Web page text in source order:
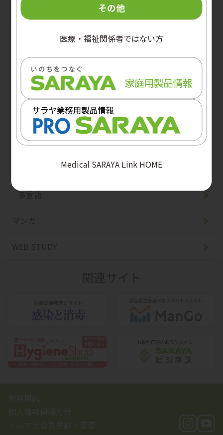
手順パネル
医療・福祉従事者向け
患者・利用者向け
保育施設向け
食品衛生
5月5日 WHO世界手指衛生の日
多言語
その他
医療・福祉関係者ではない方
Medical SARAYA Link HOME